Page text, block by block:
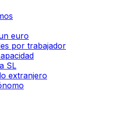
euro
por trabajador
SL
extranjero